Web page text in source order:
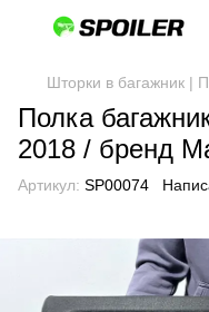
Шторки в багажник |
Полка
2018 / бренд
Артикул: SP00074